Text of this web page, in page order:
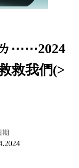
ㄌ⋯⋯2024
救我們(>
期